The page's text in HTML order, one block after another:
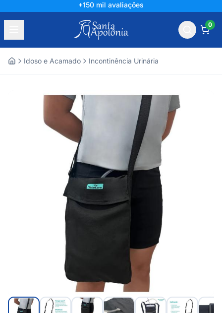
+150 mil avaliações
0
Idoso e Acamado Incontinência Urinária